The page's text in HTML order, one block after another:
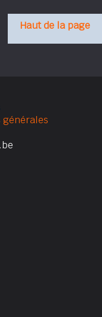
Haut de la page
générales